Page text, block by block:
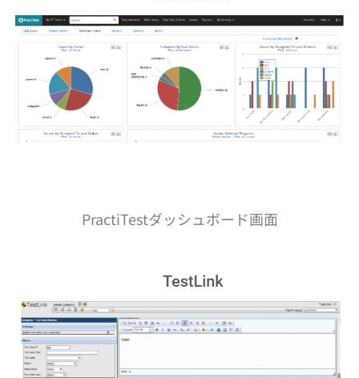
PractiTestダッシュボード画面